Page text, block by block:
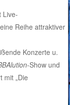
Live-
Reihe attraktiver
Konzerte u.
-Show und
mit „Die